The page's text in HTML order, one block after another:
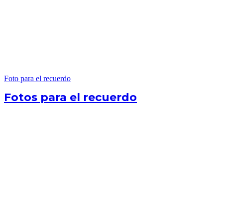
Foto para el recuerdo
Fotos para el recuerdo